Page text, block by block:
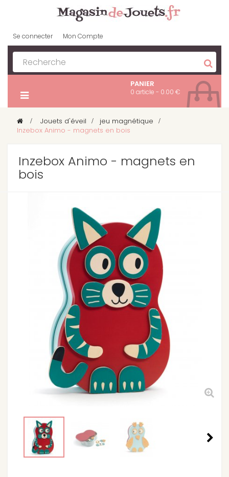
Se connecter Mon Compte
PANIER
0 article - 0.00 €
> Jouets d'éveil > jeu magnétique >
Inzebox Animo - magnets en bois
Inzebox Animo - magnets en
bois